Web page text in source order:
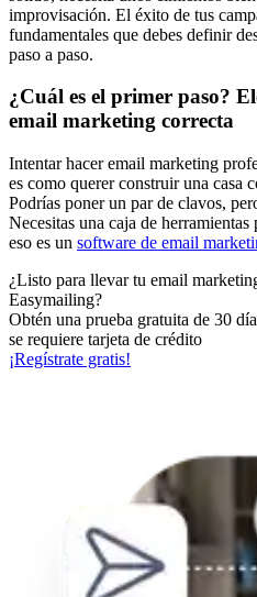
improvisación. El éxito de tus
fundamentales que debes definir
paso a paso.
¿Cuál es el primer paso?
email marketing correcta
Intentar hacer email marketing
es como querer construir una casa
Podrías poner un par de clavos,
Necesitas una caja de
eso es un software de email
¿Listo para llevar tu email
Easymailing?
Obtén una prueba gratuita de 30
se requiere tarjeta de crédito
¡Regístrate gratis!